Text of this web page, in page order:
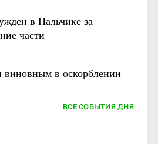
в Нальчике за
части
в оскорблении
ВСЕ СОБЫТИЯ ДНЯ